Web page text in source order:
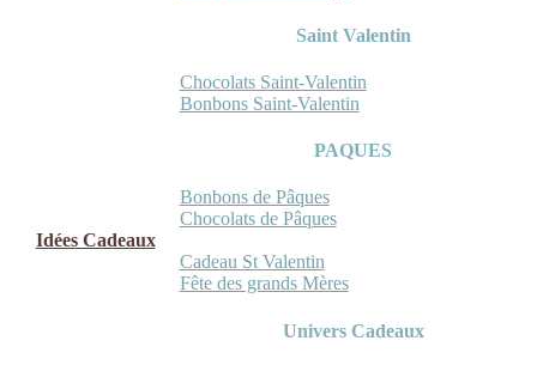
Saint Valentin
Chocolats Saint-Valentin
Bonbons Saint-Valentin
PAQUES
Bonbons de Pâques
Chocolats de Pâques
Idées Cadeaux
Cadeau St Valentin
Fête des grands Mères
Univers Cadeaux